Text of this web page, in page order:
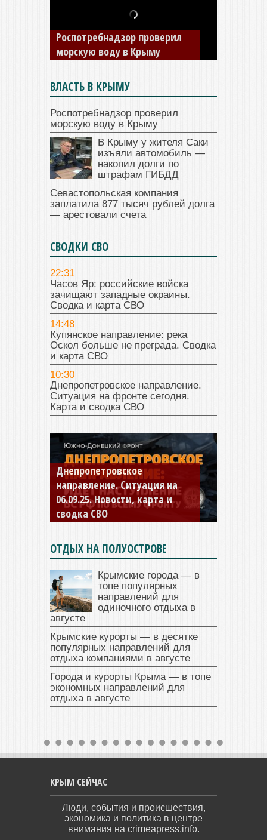
Роспотребнадзор проверил
морскую воду в Крыму
В Крыму у жителя Саки
изъяли автомобиль —
накопил долги по штрафам
ГИБДД
ВЛАСТЬ В КРЫМУ
Роспотребнадзор проверил
морскую воду в Крыму
В Крыму у жителя Саки
изъяли автомобиль —
накопил долги по
штрафам ГИБДД
Севастопольская компания
заплатила 877 тысяч рублей долга
— арестовали счета
СВОДКИ СВО
22:31
Часов Яр: российские войска
зачищают западные окраины.
Сводка и карта СВО
14:48
Купянское направление: река
Оскол больше не преграда. Сводка
и карта СВО
10:30
Днепропетровское направление.
Ситуация на фронте сегодня.
Карта и сводка СВО
Днепропетровское
направление. Ситуация на
06.09.25. Новости, карта и
сводка СВО
Константиновское
направление. Ситуация на
04.09.25 Новости, карта и
сводка СВО
ОТДЫХ НА ПОЛУОСТРОВЕ
Крымские города — в
топе популярных
направлений для
одиночного отдыха в
августе
Крымские курорты — в десятке
популярных направлений для
отдыха компаниями в августе
Города и курорты Крыма — в топе
экономных направлений для
отдыха в августе
КРЫМ СЕЙЧАС
Люди, события и происшествия,
экономика и политика в центре
внимания на crimeapress.info.